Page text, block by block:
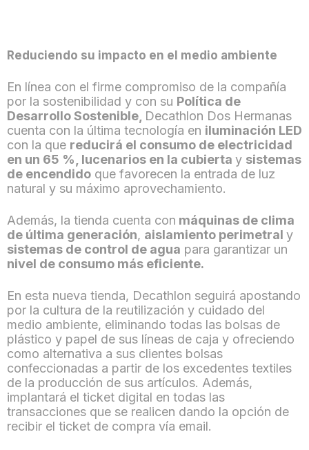
Reduciendo su impacto en el medio ambiente
En línea con el firme compromiso de la compañía
por la sostenibilidad y con su Política de
Desarrollo Sostenible, Decathlon Dos Hermanas
cuenta con la última tecnología en iluminación LED
con la que reducirá el consumo de electricidad
en un 65 %, lucenarios en la cubierta y sistemas
de encendido que favorecen la entrada de luz
natural y su máximo aprovechamiento.
Además, la tienda cuenta con máquinas de clima
de última generación, aislamiento perimetral y
sistemas de control de agua para garantizar un
nivel de consumo más eficiente.
En esta nueva tienda, Decathlon seguirá apostando
por la cultura de la reutilización y cuidado del
medio ambiente, eliminando todas las bolsas de
plástico y papel de sus líneas de caja y ofreciendo
como alternativa a sus clientes bolsas
confeccionadas a partir de los excedentes textiles
de la producción de sus artículos. Además,
implantará el ticket digital en todas las
transacciones que se realicen dando la opción de
recibir el ticket de compra vía email.